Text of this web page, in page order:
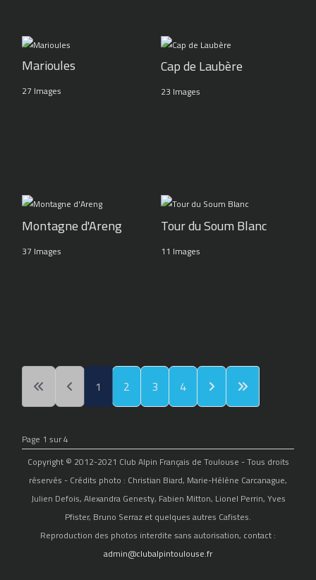
Marioules
27 Images
Cap de Laubère
23 Images
Montagne d'Areng
37 Images
Tour du Soum Blanc
11 Images
1 2 3 4
Page 1 sur 4
Copyright © 2012-2021 Club Alpin Français de Toulouse - Tous droits
réservés - Crédits photo : Christian Biard, Marie-Hélène Carcanague,
Julien Defois, Alexandra Genesty, Fabien Mitton, Lionel Perrin, Yves
Pfister, Bruno Serraz et quelques autres Cafistes.
Reproduction des photos interdite sans autorisation, contact :
admin@clubalpintoulouse.fr